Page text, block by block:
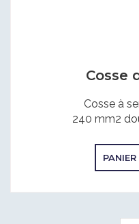
Cosse
Cosse à
240 mm2
PANIER